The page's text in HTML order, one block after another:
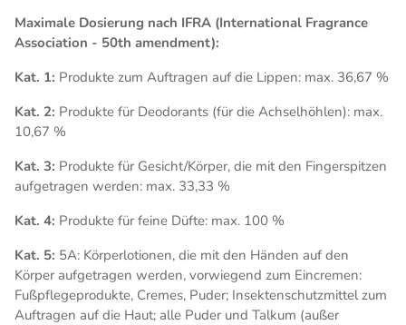
Maximale Dosierung nach IFRA (International Fragrance
Association - 50th amendment):
Kat. 1: Produkte zum Auftragen auf die Lippen: max. 36,67 %
Kat. 2: Produkte für Deodorants (für die Achselhöhlen): max.
10,67 %
Kat. 3: Produkte für Gesicht/Körper, die mit den Fingerspitzen
aufgetragen werden: max. 33,33 %
Kat. 4: Produkte für feine Düfte: max. 100 %
Kat. 5: 5A: Körperlotionen, die mit den Händen auf den
Körper aufgetragen werden, vorwiegend zum Eincremen:
Fußpflegeprodukte, Cremes, Puder; Insektenschutzmittel zum
Auftragen auf die Haut; alle Puder und Talkum (außer